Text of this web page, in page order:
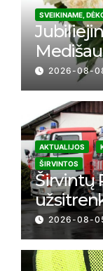
SVEIKINAME,
2026-08-
AKTUALIJOS
ŠIRVINTOS
Širvintų
2026-08-